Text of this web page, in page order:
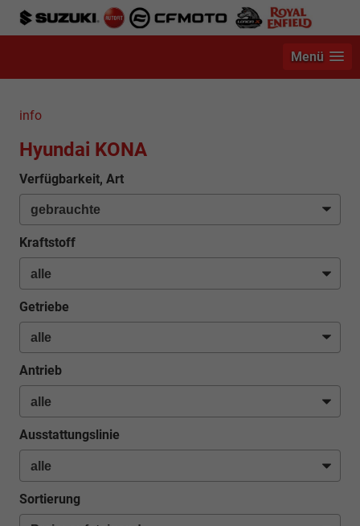
Menü
info
Hyundai KONA
Verfügbarkeit, Art
Kraftstoff
Getriebe
Antrieb
Ausstattungslinie
Sortierung